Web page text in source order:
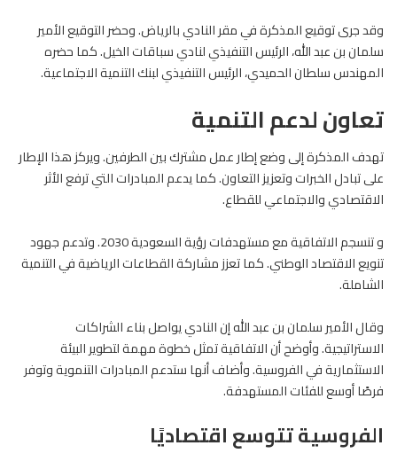
وقد جرى توقيع المذكرة في مقر النادي بالرياض. وحضر التوقيع الأمير
سلمان بن عبد الله، الرئيس التنفيذي لنادي سباقات الخيل. كما حضره
المهندس سلطان الحميدي، الرئيس التنفيذي لبنك التنمية الاجتماعية.
تعاون لدعم التنمية
تهدف المذكرة إلى وضع إطار عمل مشترك بين الطرفين. ويركز هذا الإطار
على تبادل الخبرات وتعزيز التعاون. كما يدعم المبادرات التي ترفع الأثر
الاقتصادي والاجتماعي للقطاع.
و تنسجم الاتفاقية مع مستهدفات رؤية السعودية 2030. وتدعم جهود
تنويع الاقتصاد الوطني. كما تعزز مشاركة القطاعات الرياضية في التنمية
الشاملة.
وقال الأمير سلمان بن عبد الله إن النادي يواصل بناء الشراكات
الاستراتيجية. وأوضح أن الاتفاقية تمثل خطوة مهمة لتطوير البيئة
الاستثمارية فيالفروسية. وأضاف أنها ستدعم المبادرات التنموية وتوفر
فرصًا أوسع للفئات المستهدفة.
الفروسية تتوسع اقتصاديًا